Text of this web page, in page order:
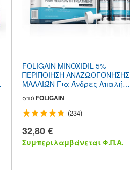
FOLIGAIN MINOXIDIL 5%
ΠΕΡΙΠΟΙΗΣΗ ΑΝΑΖΩΟΓΌΝΗΣΗΣ
ΜΑΛΛΙΏΝ Για Άνδρες Απαλή
oz) 180ml Προμήθεια για 3
Μήνες
από FOLIGAIN
(234)
32,80 €
Συμπεριλαμβάνεται Φ.Π.Α.